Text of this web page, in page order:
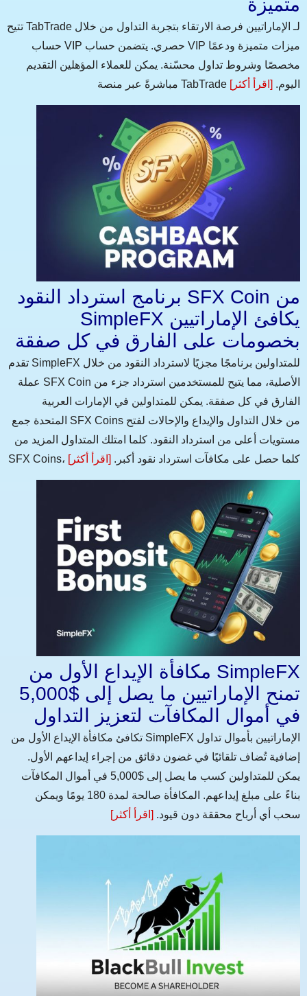
متميزة
تتيح TabTrade لـ الإماراتيين فرصة الارتقاء بتجربة التداول من خلال
حساب VIP حصري. يتضمن حساب VIP ميزات متميزة ودعمًا
مخصصًا وشروط تداول محسّنة. يمكن للعملاء المؤهلين التقديم
مباشرةً عبر منصة TabTrade اليوم. [اقرأ أكثر]
برنامج استرداد النقود SFX Coin من
SimpleFX يكافئ الإماراتيين
بخصومات على الفارق في كل صفقة
تقدم SimpleFX للمتداولين برنامجًا مجزيًا لاسترداد النقود من خلال
عملة SFX Coin الأصلية، مما يتيح للمستخدمين استرداد جزء من
الفارق في كل صفقة. يمكن للمتداولين في الإمارات العربية
المتحدة جمع SFX Coins من خلال التداول والإيداع والإحالات لفتح
مستويات أعلى من استرداد النقود. كلما امتلك المتداول المزيد من
SFX Coins، كلما حصل على مكافآت استرداد نقود أكبر. [اقرأ أكثر]
مكافأة الإيداع الأول من SimpleFX
تمنح الإماراتيين ما يصل إلى $5,000
في أموال المكافآت لتعزيز التداول
تكافئ مكافأة الإيداع الأول من SimpleFX الإماراتيين بأموال تداول
إضافية تُضاف تلقائيًا في غضون دقائق من إجراء إيداعهم الأول.
يمكن للمتداولين كسب ما يصل إلى $5,000 في أموال المكافآت
بناءً على مبلغ إيداعهم. المكافأة صالحة لمدة 180 يومًا ويمكن
سحب أي أرباح محققة دون قيود. [اقرأ أكثر]